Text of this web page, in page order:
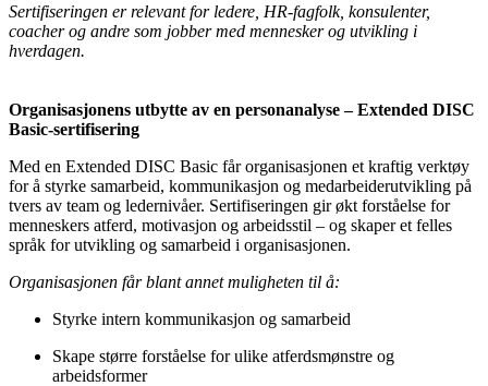
Sertifiseringen er relevant for ledere, HR-fagfolk, konsulenter,
coacher og andre som jobber med mennesker og utvikling i
hverdagen.
Organisasjonens utbytte av en personanalyse – Extended DISC
Basic-sertifisering
Med en Extended DISC Basic får organisasjonen et kraftig verktøy
for å styrke samarbeid, kommunikasjon og medarbeiderutvikling på
tvers av team og ledernivåer. Sertifiseringen gir økt forståelse for
menneskers atferd, motivasjon og arbeidsstil – og skaper et felles
språk for utvikling og samarbeid i organisasjonen.
Organisasjonen får blant annet muligheten til å:
Styrke intern kommunikasjon og samarbeid
Skape større forståelse for ulike atferdsmønstre og
arbeidsformer